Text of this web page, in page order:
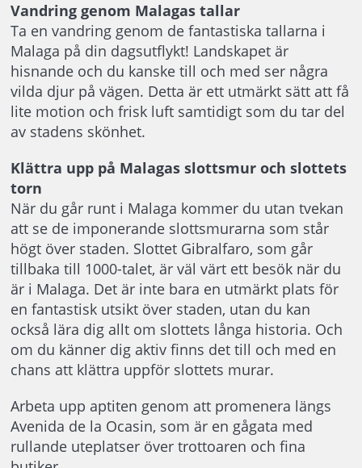
Vandring genom Malagas tallar
Ta en vandring genom de fantastiska tallarna i
Malaga på din dagsutflykt! Landskapet är
hisnande och du kanske till och med ser några
vilda djur på vägen. Detta är ett utmärkt sätt att få
lite motion och frisk luft samtidigt som du tar del
av stadens skönhet.
Klättra upp på Malagas slottsmur och slottets
torn
När du går runt i Malaga kommer du utan tvekan
att se de imponerande slottsmurarna som står
högt över staden. Slottet Gibralfaro, som går
tillbaka till 1000-talet, är väl värt ett besök när du
är i Malaga. Det är inte bara en utmärkt plats för
en fantastisk utsikt över staden, utan du kan
också lära dig allt om slottets långa historia. Och
om du känner dig aktiv finns det till och med en
chans att klättra uppför slottets murar.
Arbeta upp aptiten genom att promenera längs
Avenida de la Ocasin, som är en gågata med
rullande uteplatser över trottoaren och fina